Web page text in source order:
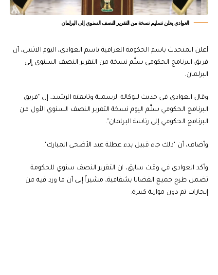
العوادي يعلن تسليم نسخة من التقرير النصف السنوي إلى البرلمان
أعلن المتحدث باسم الحكومة العراقية باسم العوادي، اليوم الاثنين، أن
فريق البرنامج الحكومي سلَّم نسخة من التقرير النصف السنوي إلى
البرلمان.
وقال العوادي في حديث للوكالة الرسمية وتابعته الرشيد، إن "فريق
البرنامج الحكومي سلَّم اليوم نسخة التقرير النصف السنوي الأول من
البرنامج الحكومي إلى رئاسة البرلمان".
وأضاف، أن "ذلك جاء قبيل بدء عطلة عيد الأضحى المبارك".
وأكد العوادي في وقت سابق، ان التقرير النصف سنوي للحكومة
تضمن طرح جميع القضايا بشفافية، مشيراً إلى أن ما ورد فيه من
إنجازات تم دون موازنة كبيرة.